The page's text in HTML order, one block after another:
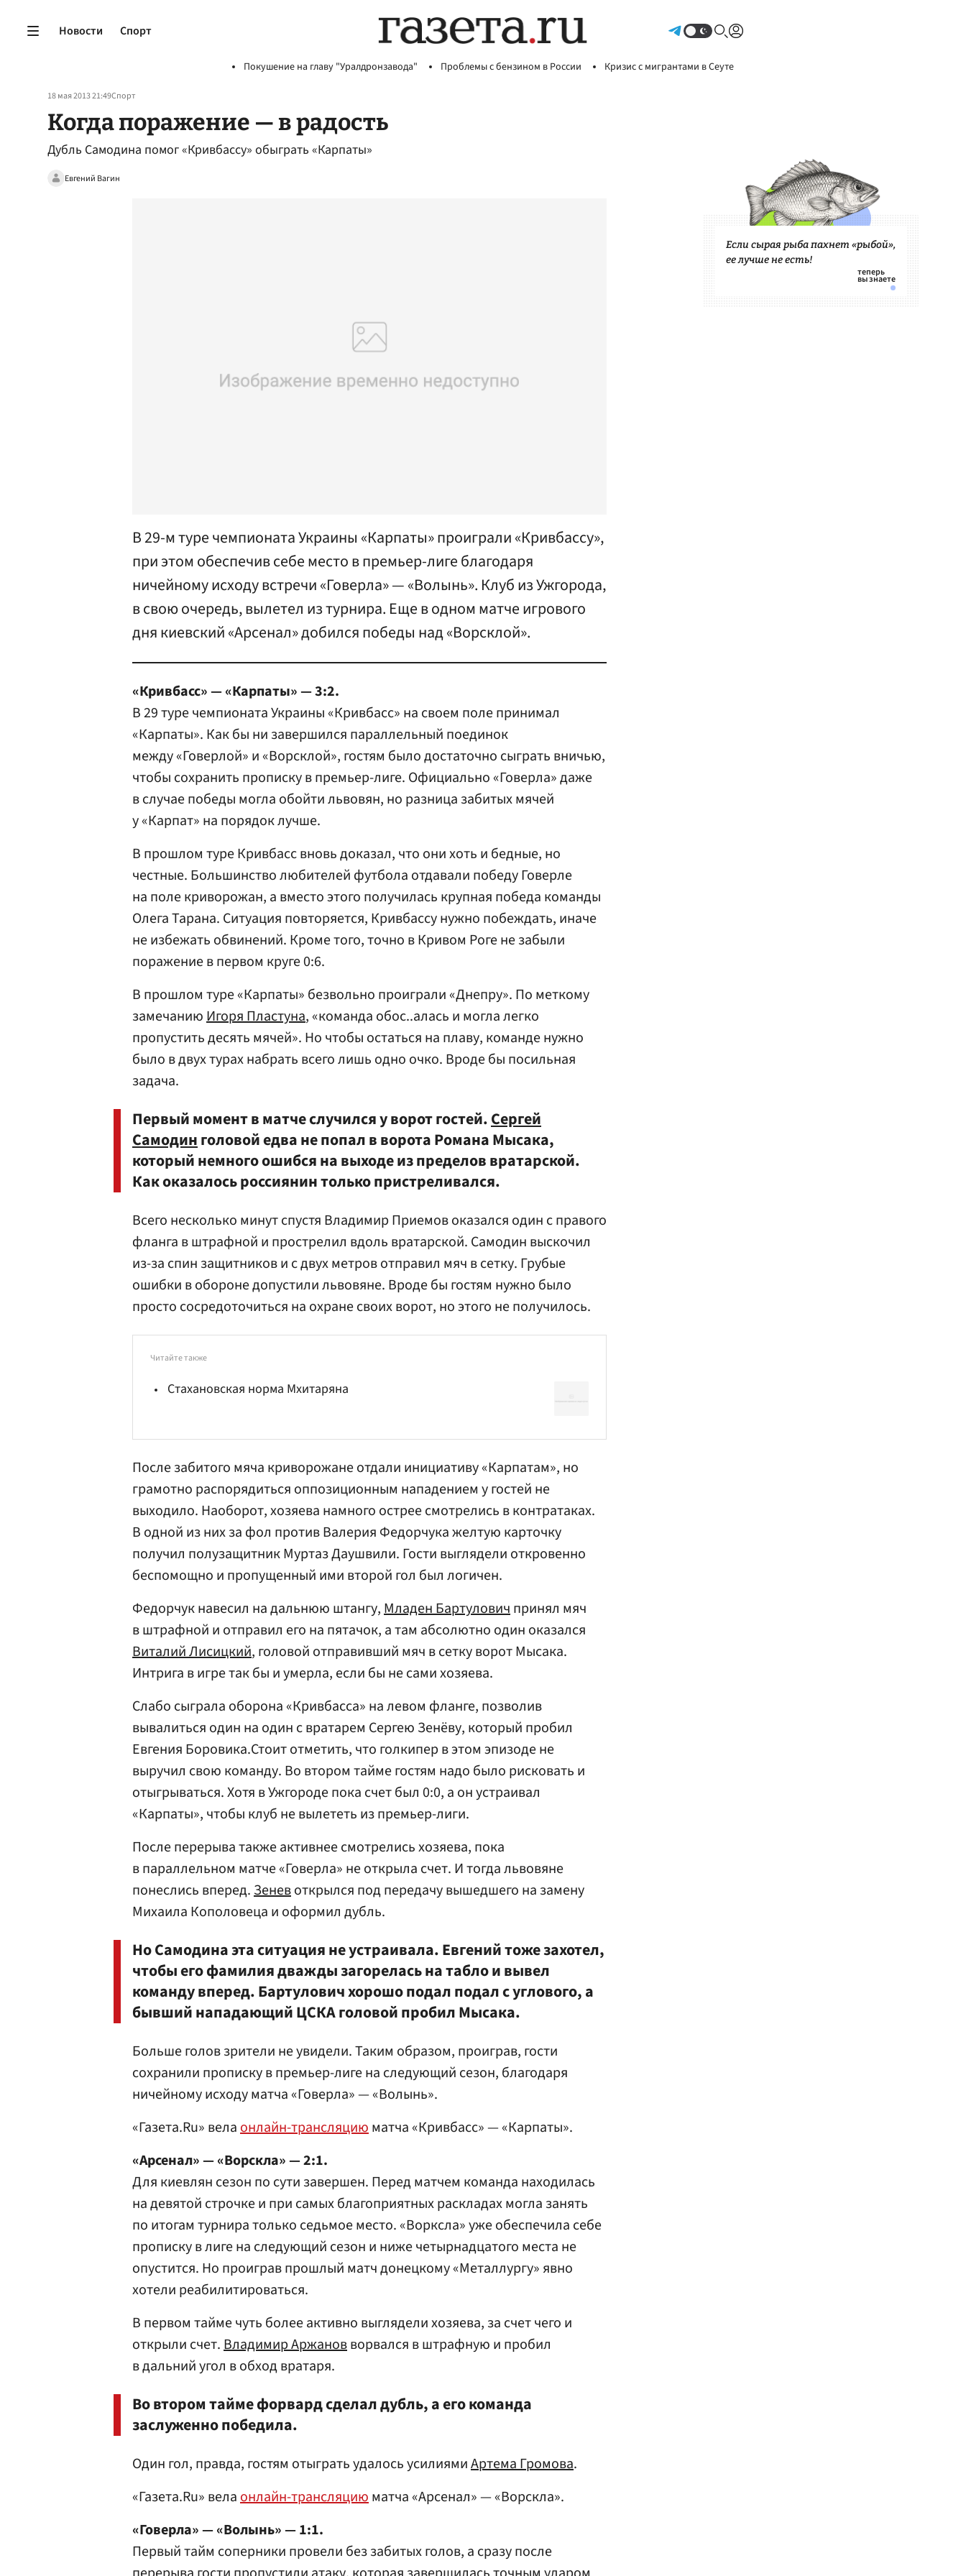
Новости Спорт
Покушение на главу "Уралдронзавода" Проблемы с бензином в России Кризис с мигрантами в Сеуте
18 мая 2013 21:49Спорт
Когда поражение — в радость
Дубль Самодина помог «Кривбассу» обыграть «Карпаты»
Евгений Вагин
В 29-м туре чемпионата Украины «Карпаты» проиграли «Кривбассу»,
при этом обеспечив себе место в премьер-лиге благодаря
ничейному исходу встречи «Говерла» — «Волынь». Клуб из Ужгорода,
в свою очередь, вылетел из турнира. Еще в одном матче игрового
дня киевский «Арсенал» добился победы над «Ворсклой».
«Кривбасс» — «Карпаты» — 3:2.
В 29 туре чемпионата Украины «Кривбасс» на своем поле принимал
«Карпаты». Как бы ни завершился параллельный поединок
между «Говерлой» и «Ворсклой», гостям было достаточно сыграть вничью,
чтобы сохранить прописку в премьер-лиге. Официально «Говерла» даже
в случае победы могла обойти львовян, но разница забитых мячей
у «Карпат» на порядок лучше.
В прошлом туре Кривбасс вновь доказал, что они хоть и бедные, но
честные. Большинство любителей футбола отдавали победу Говерле
на поле криворожан, а вместо этого получилась крупная победа команды
Олега Тарана. Ситуация повторяется, Кривбассу нужно побеждать, иначе
не избежать обвинений. Кроме того, точно в Кривом Роге не забыли
поражение в первом круге 0:6.
В прошлом туре «Карпаты» безвольно проиграли «Днепру». По меткому
замечаниюИгоря Пластуна, «команда обос..алась и могла легко
пропустить десять мячей». Но чтобы остаться на плаву, команде нужно
было в двух турах набрать всего лишь одно очко. Вроде бы посильная
задача.
Первый момент в матче случился у ворот гостей.Сергей
Самодинголовой едва не попал в ворота Романа Мысака,
который немного ошибся на выходе из пределов вратарской.
Как оказалось россиянин только пристреливался.
Всего несколько минут спустя Владимир Приемов оказался один с правого
фланга в штрафной и прострелил вдоль вратарской. Самодин выскочил
из-за спин защитников и с двух метров отправил мяч в сетку. Грубые
ошибки в обороне допустили львовяне. Вроде бы гостям нужно было
просто сосредоточиться на охране своих ворот, но этого не получилось.
Читайте также
Стахановская норма Мхитаряна
После забитого мяча криворожане отдали инициативу «Карпатам», но
грамотно распорядиться оппозиционным нападением у гостей не
выходило. Наоборот, хозяева намного острее смотрелись в контратаках.
В одной из них за фол противВалерия Федорчукажелтую карточку
получил полузащитникМуртаз Даушвили. Гости выглядели откровенно
беспомощно и пропущенный ими второй гол был логичен.
Федорчук навесил на дальнюю штангу,Младен Бартуловичпринял мяч
в штрафной и отправил его на пятачок, а там абсолютно один оказался
Виталий Лисицкий, головой отправивший мяч в сетку ворот Мысака.
Интрига в игре так бы и умерла, если бы не сами хозяева.
Слабо сыграла оборона «Кривбасса» на левом фланге, позволив
вывалиться один на один с вратарем Сергею Зенёву, который пробил
Евгения Боровика.Стоит отметить, что голкипер в этом эпизоде не
выручил свою команду. Во втором тайме гостям надо было рисковать и
отыгрываться. Хотя в Ужгороде пока счет был 0:0, а он устраивал
«Карпаты», чтобы клуб не вылететь из премьер-лиги.
После перерыва также активнее смотрелись хозяева, пока
в параллельном матче «Говерла» не открыла счет. И тогда львовяне
понеслись вперед.Зеневоткрылся под передачу вышедшего на замену
Михаила Кополовеца и оформил дубль.
Но Самодина эта ситуация не устраивала. Евгений тоже захотел,
чтобы его фамилия дважды загорелась на табло и вывел
команду вперед. Бартулович хорошо подал подал с углового, а
бывший нападающий ЦСКА головой пробил Мысака.
Больше голов зрители не увидели. Таким образом, проиграв, гости
сохранили прописку в премьер-лиге на следующий сезон, благодаря
ничейному исходу матча «Говерла» — «Волынь».
«Газета.Ru» велаонлайн-трансляциюматча «Кривбасс» — «Карпаты».
«Арсенал» — «Ворскла» — 2:1.
Для киевлян сезон по сути завершен. Перед матчем команда находилась
на девятой строчке и при самых благоприятных раскладах могла занять
по итогам турнира только седьмое место. «Ворксла» уже обеспечила себе
прописку в лиге на следующий сезон и ниже четырнадцатого места не
опустится. Но проиграв прошлый матч донецкому «Металлургу» явно
хотели реабилитироваться.
В первом тайме чуть более активно выглядели хозяева, за счет чего и
открыли счет.Владимир Аржановворвался в штрафную и пробил
в дальний угол в обход вратаря.
Во втором тайме форвард сделал дубль, а его команда
заслуженно победила.
Один гол, правда, гостям отыграть удалось усилиямиАртема Громова.
«Газета.Ru» велаонлайн-трансляциюматча «Арсенал» — «Ворскла».
«Говерла» — «Волынь» — 1:1.
Первый тайм соперники провели без забитых голов, а сразу после
Если сырая рыба пахнет «рыбой»,
ее лучше не есть!